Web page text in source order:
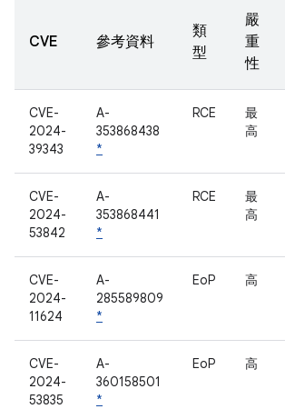
CVE 參考資料
類
型
嚴
重
性
CVE-
2024-
39343
A-
353868438
*
RCE
最
高
CVE-
2024-
53842
A-
353868441
*
RCE
最
高
CVE-
2024-
11624
A-
285589809
*
EoP 高
CVE-
2024-
53835
A-
360158501
*
EoP 高